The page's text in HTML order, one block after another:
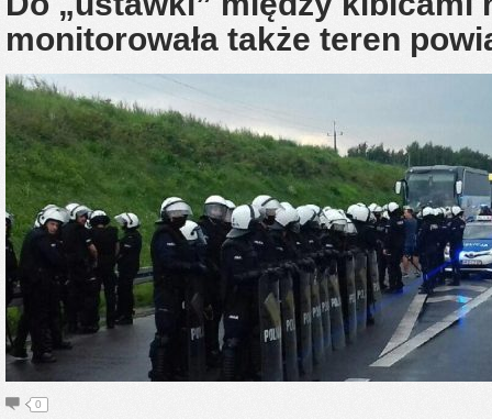
monitorowała także teren
0